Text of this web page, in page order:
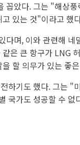
았다. 그는 "해상
있는 것"이라고 했
며, 이와 관련해
은 큰 항구가 LNG
할 의무가 있는 좋
하기도 했다. 그는
국가도 성공할 수 없